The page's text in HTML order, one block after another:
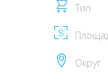
Тип
Округ